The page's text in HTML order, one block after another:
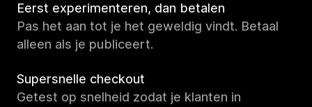
Eerst experimenteren, dan betalen
Pas het aan tot je het geweldig vindt. Betaal
alleen als je publiceert.
Supersnelle checkout
Getest op snelheid zodat je klanten in